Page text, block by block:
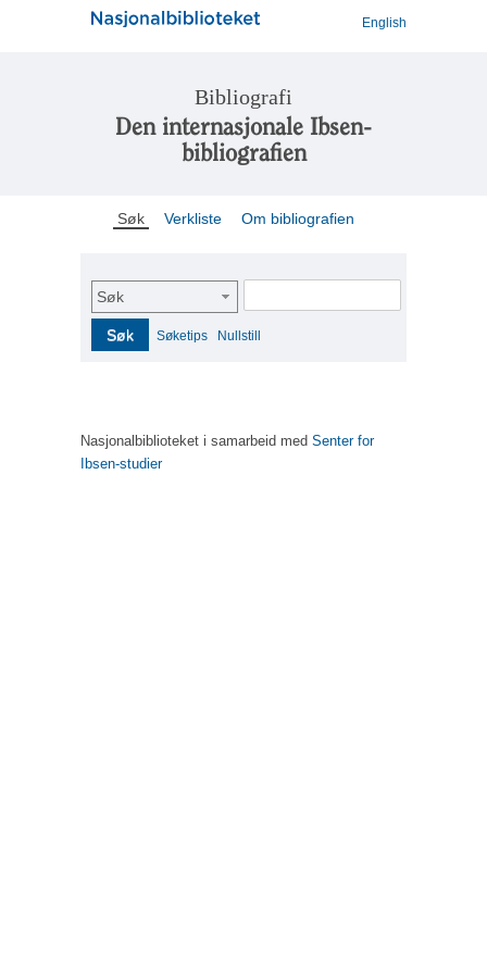
English
Bibliografi
Den internasjonale Ibsen-
bibliografien
Søk Verkliste Om bibliografien
Søk
Søk Søketips Nullstill
Nasjonalbiblioteket i samarbeid med Senter for
Ibsen-studier